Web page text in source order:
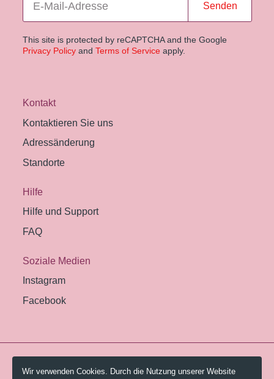
Senden
This site is protected by reCAPTCHA and the Google
Privacy Policyand Terms of Service apply.
Kontakt
Kontaktieren Sie uns
Adressänderung
Standorte
Hilfe
Hilfe und Support
FAQ
Soziale Medien
Instagram
Facebook
© 2026 Pestalozzi-Bibliothek Zürich.
Wir verwenden Cookies. Durch die Nutzung unserer Website